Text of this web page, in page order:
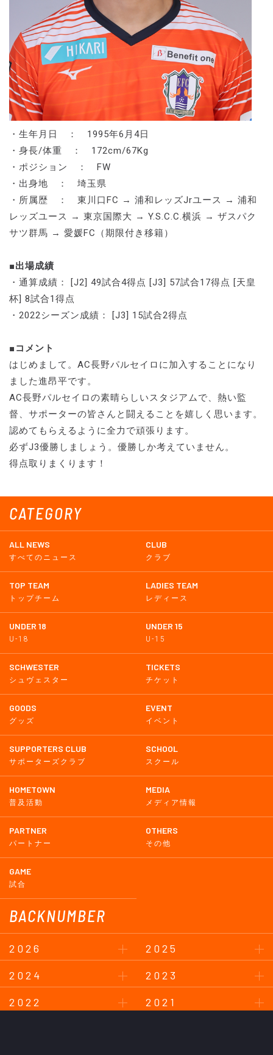
CATEGORY
ALL NEWS
すべてのニュース
CLUB
クラブ
TOP TEAM
トップチーム
LADIES TEAM
レディース
UNDER 18
U-18
UNDER 15
U-15
SCHWESTER
シュヴェスター
TICKETS
チケット
GOODS
グッズ
EVENT
イベント
SUPPORTERS CLUB
サポーターズクラブ
SCHOOL
スクール
HOMETOWN
普及活動
MEDIA
メディア情報
PARTNER
パートナー
OTHERS
その他
GAME
試合
BACKNUMBER
2026
2025
2024
2023
2022
2021
・生年月日 ： 1995年6月4日
・身長/体重 ： 172cm/67Kg
・ポジション ： FW
・出身地 ： 埼玉県
・所属歴 ： 東川口FC → 浦和レッズJrユース → 浦和
レッズユース → 東京国際大 → Y.S.C.C.横浜 → ザスパク
サツ群馬 → 愛媛FC（期限付き移籍）
■出場成績
・通算成績： [J2] 49試合4得点 [J3] 57試合17得点 [天皇
杯] 8試合1得点
・2022シーズン成績： [J3] 15試合2得点
■コメント
はじめまして。AC長野パルセイロに加入することになり
ました進昂平です。
AC長野パルセイロの素晴らしいスタジアムで、熱い監
督、サポーターの皆さんと闘えることを嬉しく思います。
認めてもらえるように全力で頑張ります。
必ずJ3優勝しましょう。優勝しか考えていません。
得点取りまくります！